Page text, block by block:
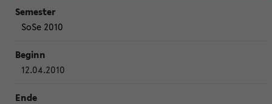
SoSe 2010
12.04.2010